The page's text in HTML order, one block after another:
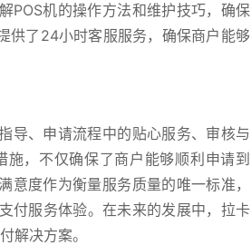
POS机的操作方法和维护技巧，确保
供了24小时客服服务，确保商户能够
导、申请流程中的贴心服务、审核与
，不仅确保了商户能够顺利申请到
度作为衡量服务质量的唯一标准，
付服务体验。在未来的发展中，拉卡
解决方案。